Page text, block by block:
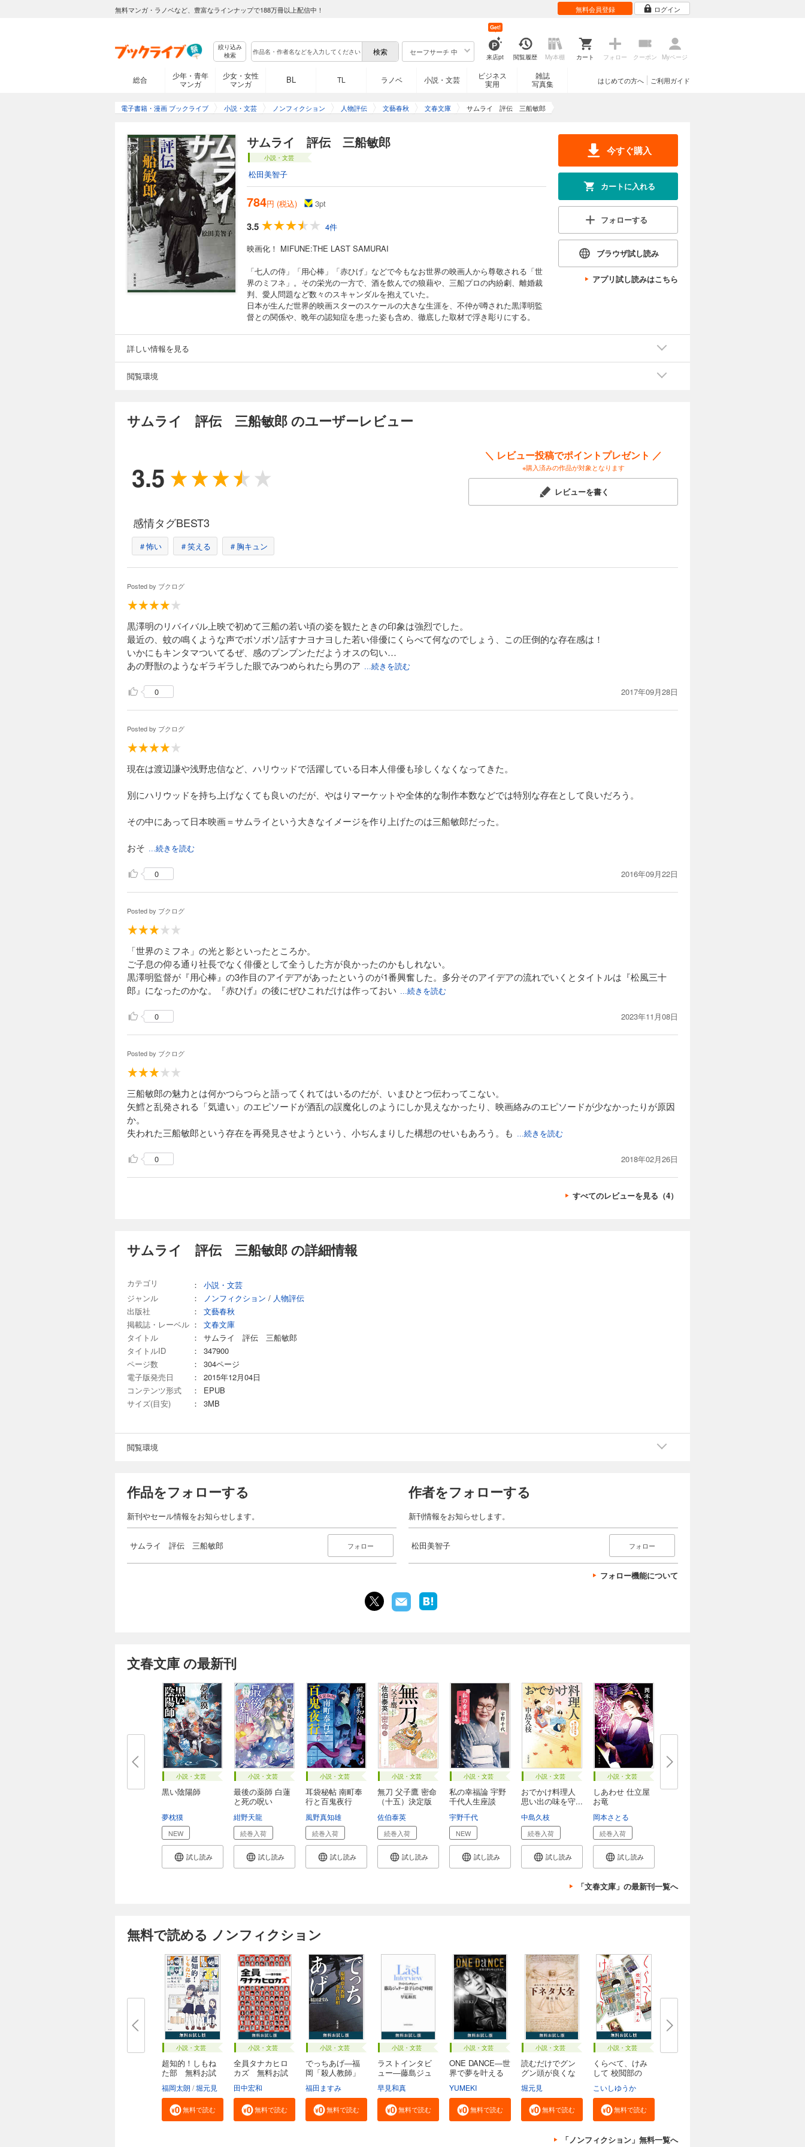
無料マンガ・ラノベなど、豊富なラインナップで188万冊以上配信中！ 無料会員登録 ログイン
絞り込み
検索
セーフサーチ 中
来店pt
Get!
閲覧履歴 My本棚 カート フォロー クーポン Myページ
総合
少年・青年
マンガ
少女・女性
マンガ
BL TL ラノベ 小説・文芸
ビジネス
実用
雑誌
写真集
ご利用ガイド
はじめての方へ
電子書籍・漫画 ブックライブ 小説・文芸 ノンフィクション 人物評伝 文藝春秋 文春文庫 サムライ 評伝 三船敏郎
サムライ 評伝 三船敏郎
小説・文芸
松田美智子
784円 (税込) 3pt
3.5
4件
映画化！ MIFUNE:THE LAST SAMURAI
「七人の侍」「用心棒」「赤ひげ」などで今もなお世界の映画人から尊敬される「世
界のミフネ」。その栄光の一方で、酒を飲んでの狼藉や、三船プロの内紛劇、離婚裁
判、愛人問題など数々のスキャンダルを抱えていた。
日本が生んだ世界的映画スターのスケールの大きな生涯を、不仲が噂された黒澤明監
督との関係や、晩年の認知症を患った姿も含め、徹底した取材で浮き彫りにする。
今すぐ購入
カートに入れる
フォローする
ブラウザ試し読み
アプリ試し読みはこちら
詳しい情報を見る
閲覧環境
サムライ 評伝 三船敏郎 のユーザーレビュー
3.5
＼ レビュー投稿でポイントプレゼント ／
※購入済みの作品が対象となります
レビューを書く
感情タグBEST3
＃怖い ＃笑える ＃胸キュン
Posted by ブクログ
黒澤明のリバイバル上映で初めて三船の若い頃の姿を観たときの印象は強烈でした。
最近の、蚊の鳴くような声でボソボソ話すナヨナヨした若い俳優にくらべて何なのでしょう、この圧倒的な存在感は！
いかにもキンタマついてるぜ、感のプンプンただようオスの匂い…
あの野獣のようなギラギラした眼でみつめられたら男のア ...続きを読む
0 2017年09月28日
Posted by ブクログ
現在は渡辺謙や浅野忠信など、ハリウッドで活躍している日本人俳優も珍しくなくなってきた。
別にハリウッドを持ち上げなくても良いのだが、やはりマーケットや全体的な制作本数などでは特別な存在として良いだろう。
その中にあって日本映画＝サムライという大きなイメージを作り上げたのは三船敏郎だった。
おそ ...続きを読む
0 2016年09月22日
Posted by ブクログ
「世界のミフネ」の光と影といったところか。
ご子息の仰る通り社長でなく俳優として全うした方が良かったのかもしれない。
黒澤明監督が『用心棒』の3作目のアイデアがあったというのが1番興奮した。多分そのアイデアの流れでいくとタイトルは『松風三十
郎』になったのかな。『赤ひげ』の後にぜひこれだけは作っておい ...続きを読む
0 2023年11月08日
Posted by ブクログ
三船敏郎の魅力とは何かつらつらと語ってくれてはいるのだが、いまひとつ伝わってこない。
矢鱈と乱発される「気遣い」のエピソードが酒乱の誤魔化しのようにしか見えなかったり、映画絡みのエピソードが少なかったりが原因
か。
失われた三船敏郎という存在を再発見させようという、小ぢんまりした構想のせいもあろう。も ...続きを読む
0 2018年02月26日
すべてのレビューを見る（4）
サムライ 評伝 三船敏郎 の詳細情報
カテゴリ ：
小説・文芸
ジャンル
： ノンフィクション / 人物評伝
出版社
：
文藝春秋
掲載誌・レーベル ：
文春文庫
タイトル
：
サムライ 評伝 三船敏郎
タイトルID
：
347900
ページ数
：
304ページ
電子版発売日
：
2015年12月04日
コンテンツ形式
：
EPUB
サイズ(目安)
： 3MB
閲覧環境
作品をフォローする
新刊やセール情報をお知らせします。
サムライ 評伝 三船敏郎 フォロー
作者をフォローする
新刊情報をお知らせします。
松田美智子 フォロー
フォロー機能について
文春文庫 の最新刊
小説・文芸
黒い陰陽師
夢枕獏
NEW
試し読み
小説・文芸
最後の薬師 白蓮
と死の呪い
紺野天龍
続巻入荷
試し読み
小説・文芸
耳袋秘帖 南町奉
行と百鬼夜行
風野真知雄
続巻入荷
試し読み
小説・文芸
無刀 父子鷹 密命
（十五）決定版
佐伯泰英
続巻入荷
試し読み
小説・文芸
私の幸福論 宇野
千代人生座談
宇野千代
NEW
試し読み
小説・文芸
おでかけ料理人
思い出の味を守...
中島久枝
続巻入荷
試し読み
小説・文芸
しあわせ 仕立屋
お竜
岡本さとる
続巻入荷
試し読み
「文春文庫」の最新刊一覧へ
無料で読める ノンフィクション
小説・文芸
超知的！しもね
た部 無料お試
福岡太朗 堀元見
無料で読む
小説・文芸
全員タナカヒロ
カズ 無料お試
田中宏和
無料で読む
小説・文芸
でっちあげ―福
岡「殺人教師」
福田ますみ
無料で読む
小説・文芸
ラストインタビ
ュー―藤島ジュ
早見和真
無料で読む
小説・文芸
ONE DANCE―世
界で夢を叶える
YUMEKI
無料で読む
小説・文芸
読むだけでグン
グン頭が良くな
堀元見
無料で読む
小説・文芸
くらべて、けみ
して 校閲部の
こいしゆうか
無料で読む
「ノンフィクション」無料一覧へ